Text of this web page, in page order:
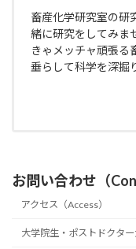
畜産化学研究室の研
緒に研究をしてみま
きゃメッチャ頑張る
垂らして科学を深掘
お問い合わせ（
アクセス（Access）
大学院生・ポストドクタ